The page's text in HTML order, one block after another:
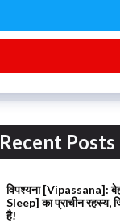
Recent Posts
विपश्यना [Vipassana]:
Sleep] का प्राचीन रहस्य,
है!